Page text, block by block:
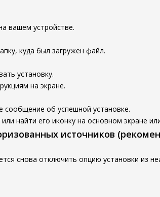
вашем устройстве.
куда был загружен файл.
установку.
на экране.
сообщение об успешной установке.
найти его иконку на основном экране
источников
снова отключить опцию установки из